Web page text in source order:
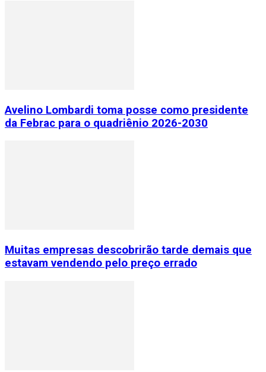
Avelino Lombardi toma posse como presidente
da Febrac para o quadriênio 2026-2030
Muitas empresas descobrirão tarde demais que
estavam vendendo pelo preço errado